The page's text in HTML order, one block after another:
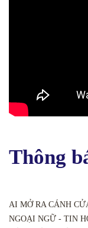
Thông
AI MỞ RA CÁNH
NGOẠI NGỮ - TIN